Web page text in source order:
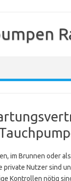
im Brunnen oder
Nutzer sind
Kontrollen nötig